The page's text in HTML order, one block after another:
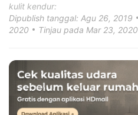
kulit kendur:
Dipublish tanggal: Agu 26, 2019
2020
Tinjau pada Mar 23, 2020